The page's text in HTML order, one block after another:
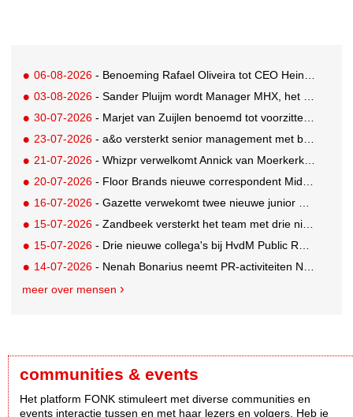
06-08-2026 - Benoeming Rafael Oliveira tot CEO Heineken nu defintief
03-08-2026 - Sander Pluijm wordt Manager MHX, het branded content label van Mediahuis
30-07-2026 - Marjet van Zuijlen benoemd tot voorzitter Raad van Toezicht Eye Filmmuseum
23-07-2026 - a&o versterkt senior management met benoeming Markus Harder tot CFO
21-07-2026 - Whizpr verwelkomt Annick van Moerkerk als Junior PR-Consultant
20-07-2026 - Floor Brands nieuwe correspondent Midden-Oosten voor RTL Nieuws
16-07-2026 - Gazette verwekomt twee nieuwe junior pr-adviseurs
15-07-2026 - Zandbeek versterkt het team met drie nieuwe specialisten
15-07-2026 - Drie nieuwe collega's bij HvdM Public Relations
14-07-2026 - Nenah Bonarius neemt PR-activiteiten NIO & firefly over van Mark Heiligers
meer over mensen
communities & events
Het platform FONK stimuleert met diverse communities en
events interactie tussen en met haar lezers en volgers. Heb je